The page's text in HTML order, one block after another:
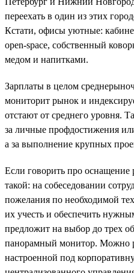
переехать в один из этих
Кстати, офисы уютные:
open-space, собственный
медом и напитками.
Зарплаты в целом
мониторит рынок и
отстают от среднего уровня.
за личные профдостижения
а за выполнение крупных
Если говорить про оснащение
такой: на собеседовании
пожелания по необходимой
их учесть и обеспечить
предложит на выбор до трех
панорамный монитор. Можно
настроенной под